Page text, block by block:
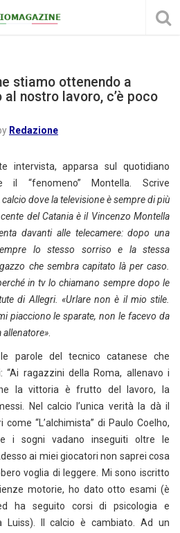
stiamo ottenendo a
nostro lavoro, c’è poco
Redazione
intervista, apparsa sul quotidiano
il “fenomeno” Montella. Scrive
calcio dove la televisione è sempre di più
del Catania è il Vincenzo Montella
davanti alle telecamere: dopo una
lo stesso sorriso e la stessa
che sembra capitato là per caso.
in tv lo chiamano sempre dopo le
di Allegri. «Urlare non è il mio stile.
piacciono le sparate, non le facevo da
le parole del tecnico catanese che
ragazzini della Roma, allenavo i
la vittoria è frutto del lavoro, la
Nel calcio l’unica verità la dà il
“L’alchimista” di Paulo Coelho,
i sogni vadano inseguiti oltre le
ai miei giocatori non saprei cosa
voglia di leggere. Mi sono iscritto
motorie, ho dato otto esami (è
ha seguito corsi di psicologia e
Luiss). Il calcio è cambiato. Ad un